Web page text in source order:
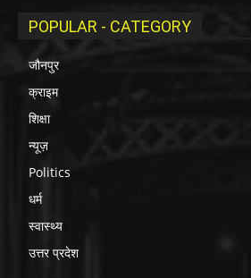
POPULAR - CATEGORY
जौनपुर
क्राइम
शिक्षा
न्यूज़
Politics
धर्म
स्वास्थ्य
उत्तर प्रदेश